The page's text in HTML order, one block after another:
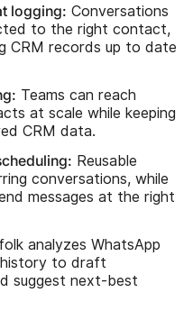
logging: Conversations
to the right contact,
CRM records up to date
Teams can reach
at scale while keeping
CRM data.
Reusable
conversations, while
messages at the right
folk analyzes WhatsApp
history to draft
suggest next-best